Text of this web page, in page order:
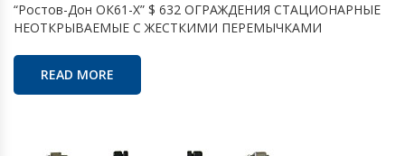
“Ростов-Дон ОК61-Х” $ 632 ОГРАЖДЕНИЯ СТАЦИОНАРНЫЕ
НЕОТКРЫВАЕМЫЕ С ЖЕСТКИМИ ПЕРЕМЫЧКАМИ
READ MORE